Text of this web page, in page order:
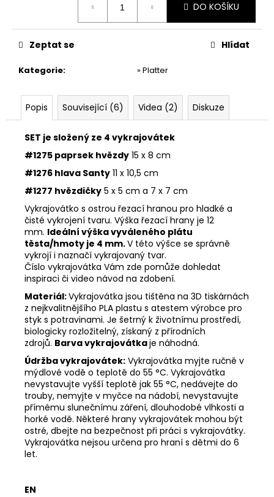
DO KOŠÍKU
Kategorie: » Platter
Zeptat se Hlídat
Popis Související (6) Videa (2) Diskuze
SET je složený ze 4 vykrajovátek
#1275 paprsek hvězdy 15 x 8 cm
#1276 hlava Santy 11 x 10,5 cm
#1277 hvězdičky 5 x 5 cm a 7 x 7 cm
Vykrajovátko s ostrou řezací hranou pro hladké a
čisté vykrojení tvaru. Výška řezací hrany je 12
mm. Ideální výška vyváleného plátu
těsta/hmoty je 4 mm.V této výšce se správně
vykrojí i naznačí vykrajovaný tvar.
Číslo vykrajovátka Vám zde pomůže dohledat
inspiraci či video návod na zdobení.
Materiál:Vykrajovátka jsou tištěna na 3D tiskárnách
z nejkvalitnějšího PLA plastu s atestem výrobce pro
styk s potravinami. Je šetrný k životnímu prostředí,
biologicky rozložitelný, získaný z přírodních
zdrojů. Barva vykrajovátkaje náhodná.
Údržba vykrajovátek: Vykrajovátka myjte ručně v
mýdlové vodě o teplotě do 55 °C. Vykrajovátka
nevystavujte vyšší teplotě jak 55 °C, nedávejte do
trouby, nemyjte v myčce na nádobí, nevystavujte
přímému slunečnímu záření, dlouhodobé vlhkosti a
horké vodě. Některé hrany vykrajovátek mohou být
ostré, dbejte na bezpečnost při práci s vykrajovátky.
Vykrajovátka nejsou určena pro hraní s dětmi do 6
let.
EN
VYKRAJOVÁTKA
VÁNOČNÍ
38